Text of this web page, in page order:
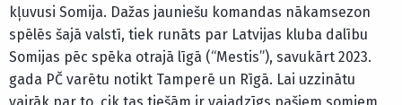
kļuvusi Somija. Dažas jauniešu komandas nākamsezon
spēlēs šajā valstī, tiek runāts par Latvijas kluba dalību
Somijas pēc spēka otrajā līgā (“Mestis”), savukārt 2023.
gada PČ varētu notikt Tamperē un Rīgā. Lai uzzinātu